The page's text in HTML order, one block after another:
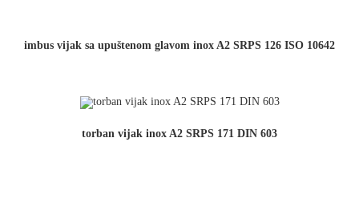
imbus vijak sa upuštenom glavom inox A2 SRPS 126 ISO 10642
torban vijak inox A2 SRPS 171 DIN 603